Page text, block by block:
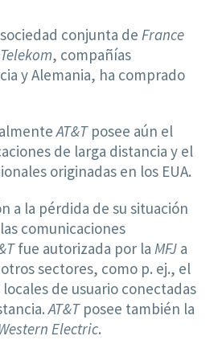
conjunta de France
, compañías
y Alemania, ha comprado
AT&Tposee aún el
de larga distancia y el
originadas en los EUA.
a la pérdida de su situación
comunicaciones
fue autorizada por la MFJ a
sectores, como p. ej., el
de usuario conectadas
AT&Tposee también la
Electric.